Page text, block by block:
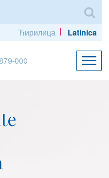
Ћирилица Latinica
000